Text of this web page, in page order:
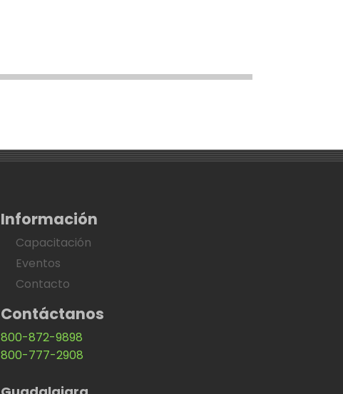
Información
Capacitación
Eventos
Contacto
Contáctanos
800-872-9898
800-777-2908